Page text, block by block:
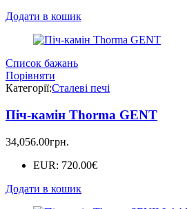
Додати в кошик
Список бажань
Порівняти
Категорії:Сталеві печі
Піч-камін Thorma GENT
34,056.00грн.
EUR: 720.00€
Додати в кошик